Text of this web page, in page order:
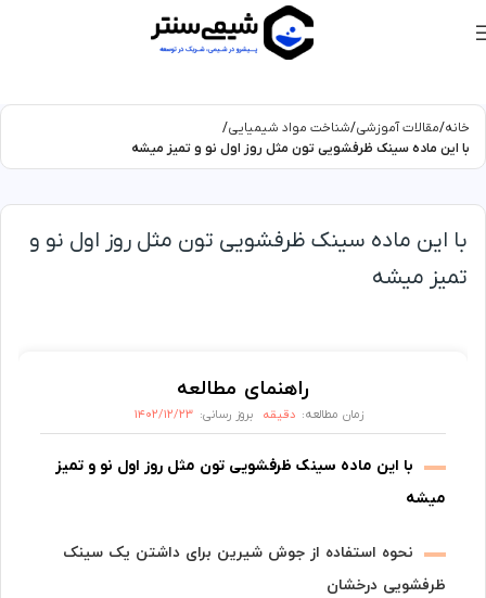
خانه مقالات آموزشی شناخت مواد شیمیایی
با این ماده سینک ظرفشویی تون مثل روز اول نو و تمیز میشه
با این ماده سینک ظرفشویی تون مثل روز اول نو و
تمیز میشه
راهنمای مطالعه
زمان مطالعه: دقیقه بروز رسانی: ۱۴۰۲/۱۲/۲۳
با این ماده سینک ظرفشویی تون مثل روز اول نو و تمیز
میشه
نحوه استفاده از جوش شیرین برای داشتن یک سینک
ظرفشویی درخشان